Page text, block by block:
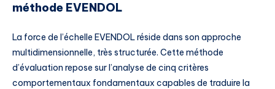
méthode EVENDOL
La force de l’échelle EVENDOL réside dans son approche
multidimensionnelle, très structurée. Cette méthode
d’évaluation repose sur l’analyse de cinq critères
comportementaux fondamentaux capables de traduire la